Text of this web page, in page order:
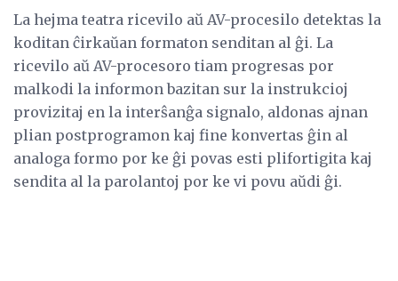
La hejma teatra ricevilo aŭ AV-procesilo detektas la
koditan ĉirkaŭan formaton senditan al ĝi. La
ricevilo aŭ AV-procesoro tiam progresas por
malkodi la informon bazitan sur la instrukcioj
provizitaj en la interŝanĝa signalo, aldonas ajnan
plian postprogramon kaj fine konvertas ĝin al
analoga formo por ke ĝi povas esti plifortigita kaj
sendita al la parolantoj por ke vi povu aŭdi ĝi.